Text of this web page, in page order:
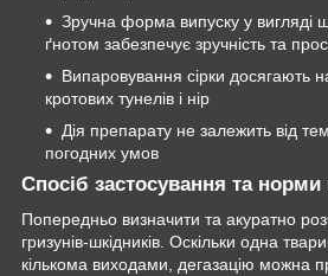
Зручна форма випуску у вигляді
ґнотом забезпечує зручність та
Випаровування сірки досягають
кротових тунелів і нір
Дія препарату не залежить від
погодних умов
Спосіб застосування та норми
Попередньо визначити та акуратно
гризунів-шкідників. Оскільки одна
кількома виходами, дегазацію можна